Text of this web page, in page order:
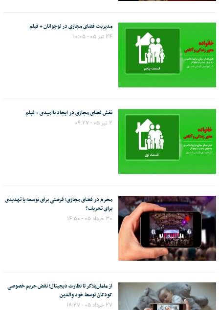
مدیریت فضای مجازی در نوجوانان + فیلم
۲۴ تیر ۰۵ - ۱۰:۰۵
نقش فضای مجازی در ایجاد ناامیدی + فیلم
۲ تیر ۰۵ - ۰۹:۲۷
محرم در فضای مجازی؛ فرصتی برای توسعه یا تهدیدی
برای تحریف؟
۳۰ خرداد ۰۵ - ۱۴:۵۰
از مامان‌بلاگر تا نظارت دیجیتال؛ نقض حریم خصوصی
کودکان توسط خود والدین
۲۷ خرداد ۰۵ - ۱۸:۲۷